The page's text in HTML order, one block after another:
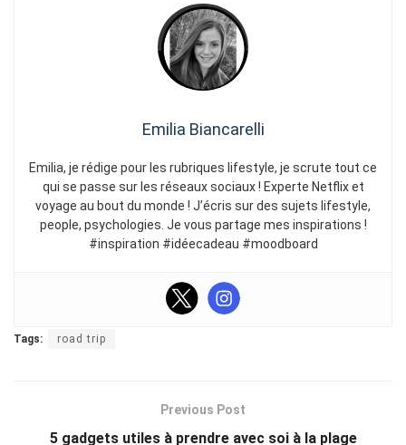
Emilia Biancarelli
Emilia, je rédige pour les rubriques lifestyle, je scrute tout ce
qui se passe sur les réseaux sociaux ! Experte Netflix et
voyage au bout du monde ! J’écris sur des sujets lifestyle,
people, psychologies. Je vous partage mes inspirations !
#inspiration #idéecadeau #moodboard
Tags: road trip
Previous Post
5 gadgets utiles à prendre avec soi à la plage